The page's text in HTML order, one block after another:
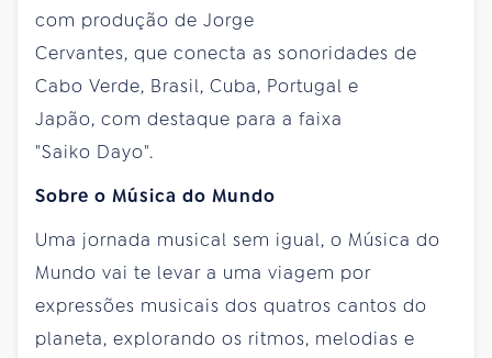
com produção de Jorge
Cervantes, que conecta as sonoridades de
Cabo Verde, Brasil, Cuba, Portugal e
Japão, com destaque para a faixa
"Saiko Dayo".
Sobre o Música do Mundo
Uma jornada musical sem igual, o Música do
Mundo vai te levar a uma viagem por
expressões musicais dos quatros cantos do
planeta, explorando os ritmos, melodias e